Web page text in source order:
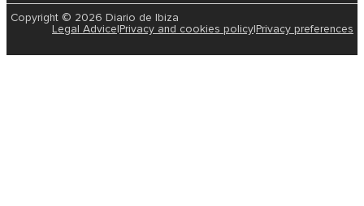
Copyright © 2026 Diario de Ibiza
Legal Advice|Privacy and cookies policy|Privacy preferences